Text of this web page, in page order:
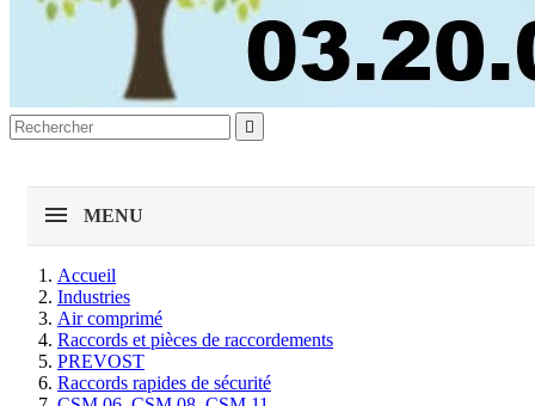

MENU
Accueil
Industries
Air comprimé
Raccords et pièces de raccordements
PREVOST
Raccords rapides de sécurité